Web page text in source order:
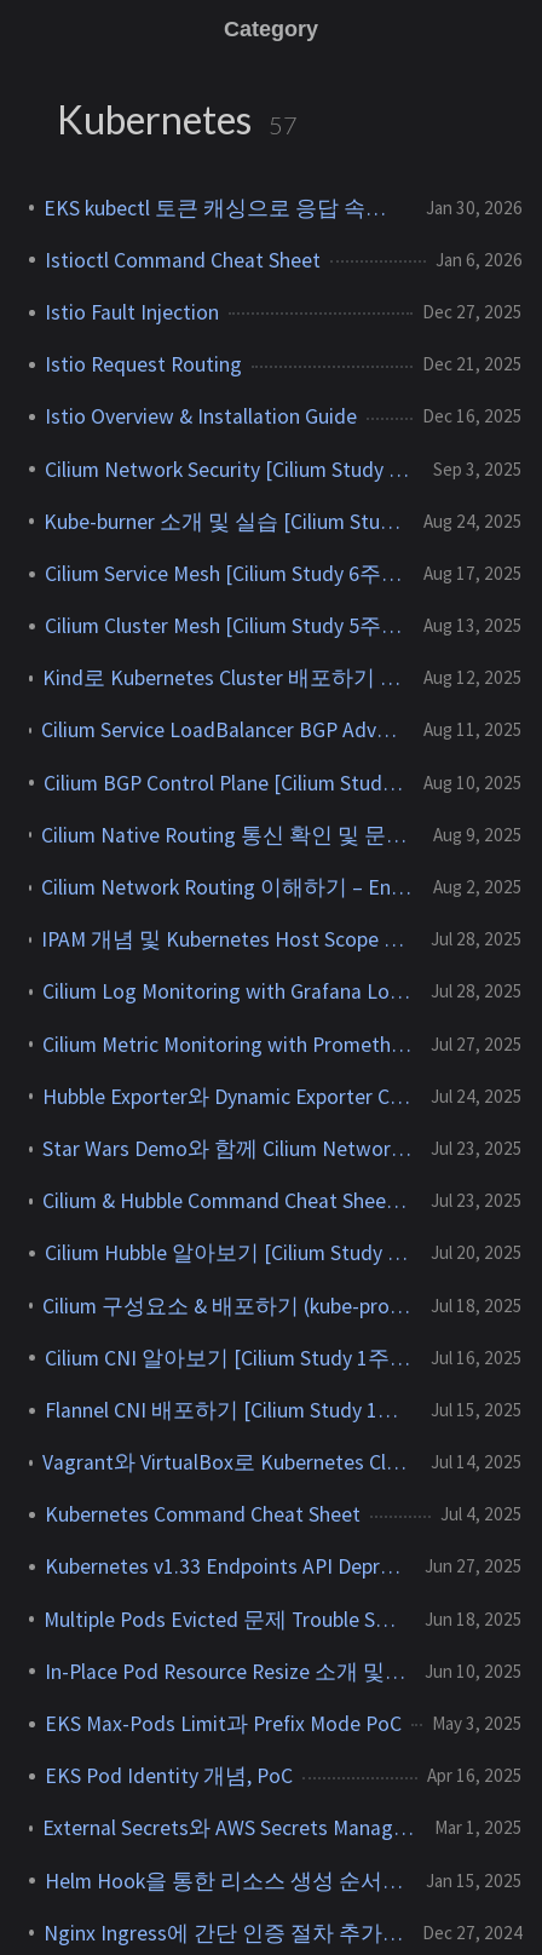
Category
Kubernetes 57
EKS kubectl 토큰 캐싱으로 응답 속도 개선하기 Jan 30, 2026
Istioctl Command Cheat Sheet Jan 6, 2026
Istio Fault Injection Dec 27, 2025
Istio Request Routing Dec 21, 2025
Istio Overview & Installation Guide Dec 16, 2025
Cilium Network Security [Cilium Study 8주차] Sep 3, 2025
Kube-burner 소개 및 실습 [Cilium Study 7주차] Aug 24, 2025
Cilium Service Mesh [Cilium Study 6주차] Aug 17, 2025
Cilium Cluster Mesh [Cilium Study 5주차] Aug 13, 2025
Kind로 Kubernetes Cluster 배포하기 [Cilium Study 5주차] Aug 12, 2025
Cilium Service LoadBalancer BGP Advertisement & ExternalTrafficPolicy [Cilium Study 5주차] Aug 11, 2025
Cilium BGP Control Plane [Cilium Study 5주차] Aug 10, 2025
Cilium Native Routing 통신 확인 및 문제 해결 – Static Route & BGP [Cilium Study 4주차] Aug 9, 2025
Cilium Network Routing 이해하기 – Encapsulation과 Native Routing 비교 [Cilium Study 3주차] Aug 2, 2025
IPAM 개념 및 Kubernetes Host Scope -> Cluster Scope Migration 실습 [Cilium Study 3주차] Jul 28, 2025
Cilium Log Monitoring with Grafana Loki + Grafana Alloy [Cilium Study 2주차] Jul 28, 2025
Cilium Metric Monitoring with Prometheus + Grafana [Cilium Study 2주차] Jul 27, 2025
Hubble Exporter와 Dynamic Exporter Configuration [Cilium Study 2주차] Jul 24, 2025
Star Wars Demo와 함께 Cilium Network Policy 알아보기 [Cilium Study 2주차] Jul 23, 2025
Cilium & Hubble Command Cheat Sheet [Cilium Study 2주차] Jul 23, 2025
Cilium Hubble 알아보기 [Cilium Study 2주차] Jul 20, 2025
Cilium 구성요소 & 배포하기 (kube-proxy replacement) [Cilium Study 1주차] Jul 18, 2025
Cilium CNI 알아보기 [Cilium Study 1주차] Jul 16, 2025
Flannel CNI 배포하기 [Cilium Study 1주차] Jul 15, 2025
Vagrant와 VirtualBox로 Kubernetes Cluster 구축하기 [Cilium Study 1주차] Jul 14, 2025
Kubernetes Command Cheat Sheet Jul 4, 2025
Kubernetes v1.33 Endpoints API Deprecated Jun 27, 2025
Multiple Pods Evicted 문제 Trouble Shooting Jun 18, 2025
In-Place Pod Resource Resize 소개 및 PoC Jun 10, 2025
EKS Max-Pods Limit과 Prefix Mode PoC May 3, 2025
EKS Pod Identity 개념, PoC Apr 16, 2025
External Secrets와 AWS Secrets Manager, SSM Parameter Store 연동하기 Mar 1, 2025
Helm Hook을 통한 리소스 생성 순서 제어 Jan 15, 2025
Nginx Ingress에 간단 인증 절차 추가하기(Basic Auth) Dec 27, 2024